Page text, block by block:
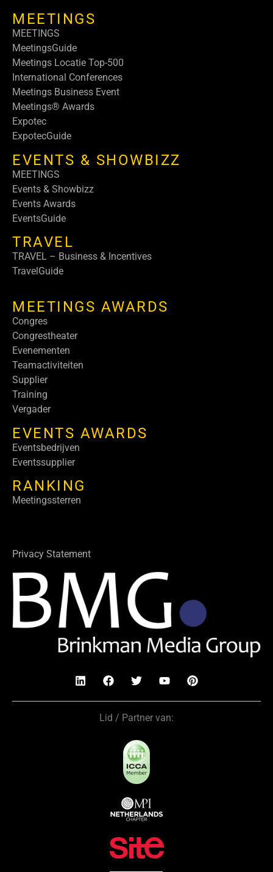
MEETINGS
MEETINGS
MeetingsGuide
Meetings Locatie Top-500
International Conferences
Meetings Business Event
Meetings® Awards
Expotec
ExpotecGuide
EVENTS & SHOWBIZZ
MEETINGS
Events & Showbizz
Events Awards
EventsGuide
TRAVEL
TRAVEL – Business & Incentives
TravelGuide
MEETINGS AWARDS
Congres
Congrestheater
Evenementen
Teamactiviteiten
Supplier
Training
Vergader
EVENTS AWARDS
Eventsbedrijven
Eventssupplier
RANKING
Meetingssterren
Privacy Statement
Lid / Partner van: